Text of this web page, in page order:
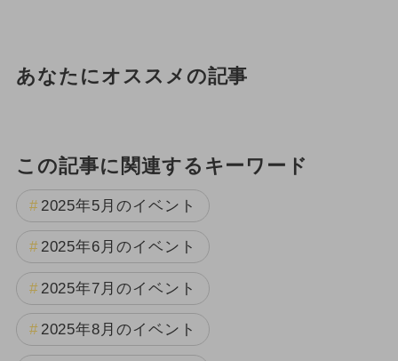
あなたにオススメの記事
この記事に関連するキーワード
2025年5月のイベント
2025年6月のイベント
2025年7月のイベント
2025年8月のイベント